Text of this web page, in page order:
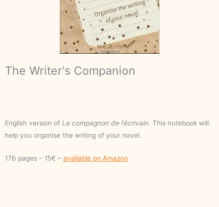
The Writer's Companion
English version of Le compagnon de l’écrivain. This notebook will
help you organise the writing of your novel.
176 pages – 15€ – available on Amazon